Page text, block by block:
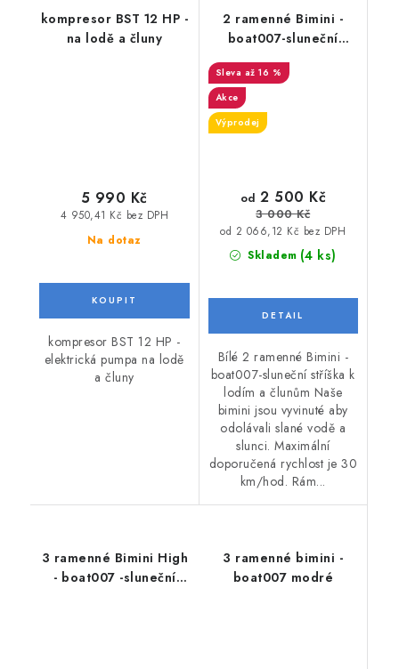
kompresor BST 12 HP -
na lodě a čluny
Na dotaz
4 950,41 Kč bez DPH
5 990 Kč
kompresor BST 12 HP -
elektrická pumpa na lodě
a čluny
2 ramenné Bimini -
boat007-sluneční
člunům
až 16 %
Akce
Výprodej
Skladem (4 ks)
od 2 066,12 Kč bez DPH
od 2 500 Kč
3 000 Kč
Bílé 2 ramenné Bimini -
boat007-sluneční stříška k
lodím a člunům Naše
bimini jsou vyvinuté aby
odolávali slané vodě a
slunci. Maximální
doporučená rychlost je 30
km/hod. Rám...
3 ramenné Bimini High
- boat007 -sluneční
3 ramenné bimini -
boat007 modré